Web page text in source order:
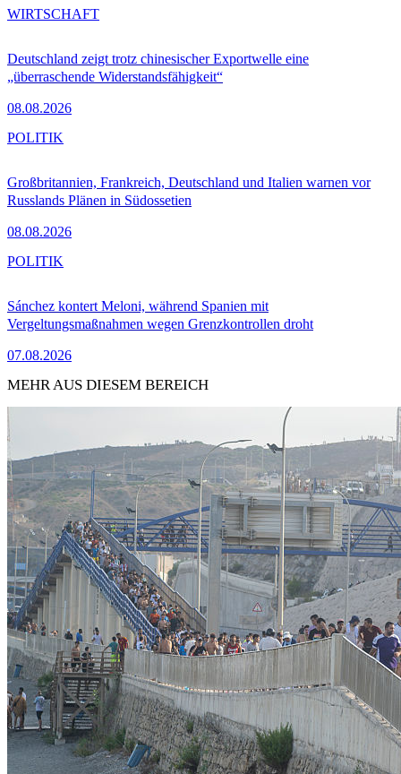
Deutschland zeigt trotz chinesischer Exportwelle eine
„überraschende Widerstandsfähigkeit“
08.08.2026
WIRTSCHAFT
Großbritannien, Frankreich, Deutschland und Italien warnen vor
Russlands Plänen in Südossetien
08.08.2026
POLITIK
Sánchez kontert Meloni, während Spanien mit
Vergeltungsmaßnahmen wegen Grenzkontrollen droht
07.08.2026
POLITIK
MEHR AUS DIESEM BEREICH